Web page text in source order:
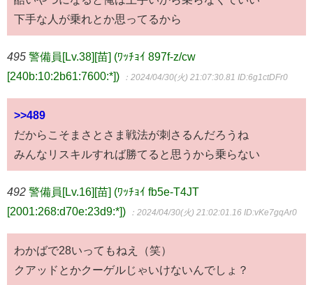
下手な人が乗れとか思ってるから
495 警備員[Lv.38][苗] (ﾜｯﾁｮｲ 897f-z/cw
[240b:10:2b61:7600:*])
：2024/04/30(火) 21:07:30.81 ID:6g1ctDFr0
>>489
だからこそまさとさま戦法が刺さるんだろうね
みんなリスキルすれば勝てると思うから乗らない
492 警備員[Lv.16][苗] (ﾜｯﾁｮｲ fb5e-T4JT
[2001:268:d70e:23d9:*])
：2024/04/30(火) 21:02:01.16 ID:vKe7gqAr0
わかばで28いってもねえ（笑）
クアッドとかクーゲルじゃいけないんでしょ？